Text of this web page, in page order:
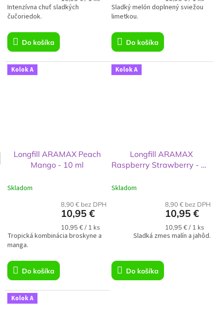
cena:
Do košíka
Intenzívna chuť sladkých
čučoriedok.
cena:
Do košíka
Sladký melón doplnený sviežou
limetkou.
Kolok A
Longfill ARAMAX Peach
Mango - 10 ml
Skladom
8,90 € bez DPH
10,95 €
Jednotková
cena:
10,95 € / 1 ks
Do košíka
Tropická kombinácia broskyne a
manga.
Kolok A
Longfill ARAMAX
Raspberry Strawberry - 10
Skladom
8,90 € bez DPH
10,95 €
Jednotková
cena:
10,95 € / 1 ks
Do košíka
Sladká zmes malín a jahôd.
Kolok A